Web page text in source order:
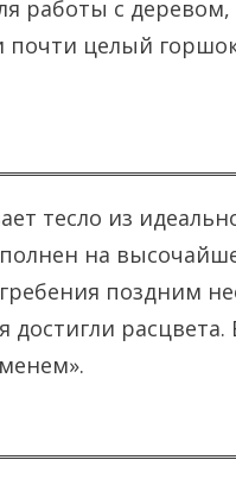
работы с
почти целый
тесло из
на
поздним
достигли